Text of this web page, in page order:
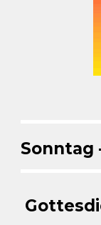
Sonntag